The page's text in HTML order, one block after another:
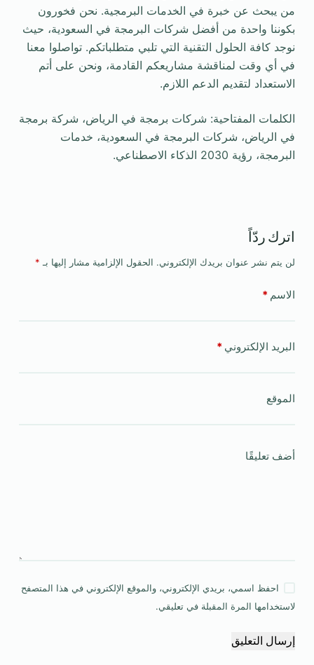
من يبحث عن خبرة في الخدمات البرمجية. نحن فخورون
بكوننا واحدة من أفضل شركات البرمجة في السعودية، حيث
نوجد كافة الحلول التقنية التي تلبي متطلباتكم. تواصلوا معنا
في أي وقت لمناقشة مشاريعكم القادمة، ونحن على أتم
الاستعداد لتقديم الدعم اللازم.
الكلمات المفتاحية: شركات برمجة في الرياض، شركة برمجة
في الرياض، شركات البرمجة في السعودية، خدمات
البرمجة، رؤية 2030 الذكاء الاصطناعي.
اترك ردّاً
لن يتم نشر عنوان بريدك الإلكتروني. الحقول الإلزامية مشار إليها بـ *
الاسم *
البريد الإلكتروني *
الموقع
أضف تعليقًا
احفظ اسمي، بريدي الإلكتروني، والموقع الإلكتروني في هذا المتصفح
لاستخدامها المرة المقبلة في تعليقي.
إرسال التعليق